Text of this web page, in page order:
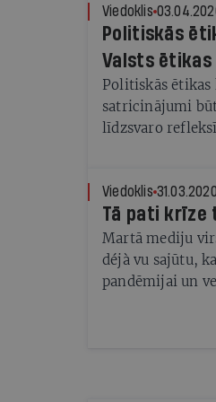
Viedoklis
Politiskās
Valsts ētikas
Politiskās ētikas
satricinājumi
līdzsvaro
interešu grupu
prasības un
maršrutu.
izrādīties
Viedoklis
Tā pati
Martā mediju
déjà vu sajūtu,
pandēmijai un